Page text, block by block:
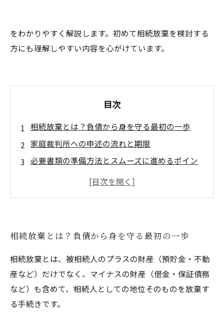
をわかりやすく解説します。初めて相続放棄を検討する
方にも理解しやすい内容を心がけています。
目次
相続放棄とは？負債から身を守る最初の一歩
家庭裁判所への申述の流れと期限
必要書類の準備方法とスムーズに進めるポイン
行政書士が教える！初めての相続放棄で押さえ
るべきポイント
まとめ：相続放棄は「早めの情報整理」と「正
確な手続き」が鍵
相続放棄とは？負債から身を守る最初の一歩
相続放棄とは、被相続人のプラスの財産（預貯金・不動
産など）だけでなく、マイナスの財産（借金・保証債務
など）も含めて、相続人としての地位そのものを放棄す
る手続きです。